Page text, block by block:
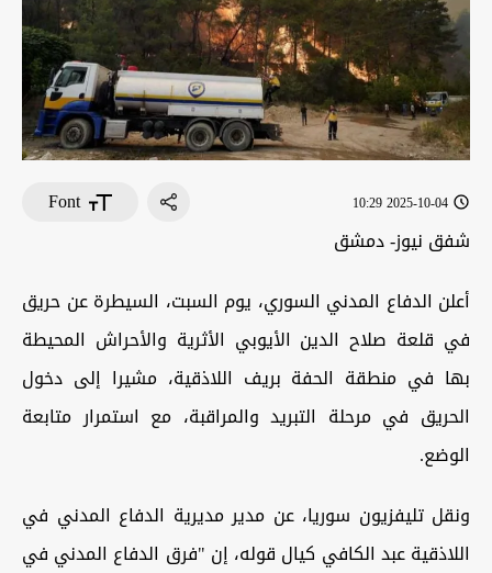
2025-10-04 10:29
Font
شفق نيوز- دمشق
أعلن الدفاع المدني السوري، يوم السبت، السيطرة عن حريق
في قلعة صلاح الدين الأيوبي الأثرية والأحراش المحيطة
بها في منطقة الحفة بريف اللاذقية، مشيرا إلى دخول
الحريق في مرحلة التبريد والمراقبة، مع استمرار متابعة
الوضع.
ونقل تليفزيون سوريا، عن مدير مديرية الدفاع المدني في
اللاذقية عبد الكافي كيال قوله، إن "فرق الدفاع المدني في